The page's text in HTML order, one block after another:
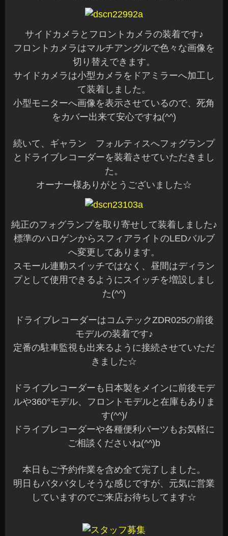
サイドカメラとフロントカメラの装着です♪
フロントカメラはマルチアングルで色々な画像を
切り替えできます。
サイドカメラは小型カメラをドアミラーへ加工し
て装着しました。
小型モニターへ画像を表示させているので、死角
をカバー出来て安心ですね(^^)
続いて、ギャラン フォルティスへフォグランプ
とドライブレコーダーを装着させていただきまし
た。
オーナー様ありがとうございました☆
純正のフォグランプを取り寄せして装着しました♪
標準のハロゲンからスフィアライトのLEDバルブ
へ変更してあります。
スモール連動スイッチではなく、昼間はディラン
プとして使用できるようにスイッチを増設しまし
た(^^)
ドライブレコーダーはコムテックZDR025の前後
モデルの装着です♪
定番の駐車監視も出来るように接続させていただ
きました☆
ドライブレコーダーも日本製をメインに前後モデ
ルや360°モデル、フロントモデルと在庫もありま
す(^^)/
ドライブレコーダーや各種便利パーツもお気軽に
ご相談くださいね(^^)b
本日もご予約作業を含め全て完了しました。
明日もバタバタしそうな感じですが、元気に営業
していますのでご来店お待ちしてます☆